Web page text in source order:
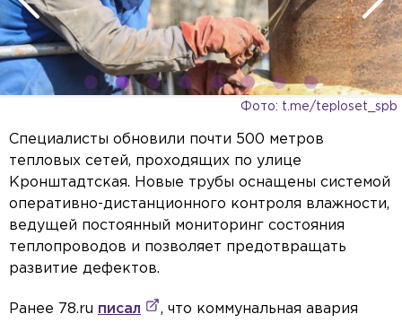
Фото: t.me/teploset_spb
Специалисты обновили почти 500 метров
тепловых сетей, проходящих по улице
Кронштадтская. Новые трубы оснащены системой
оперативно-дистанционного контроля влажности,
ведущей постоянный мониторинг состояния
теплопроводов и позволяет предотвращать
развитие дефектов.
Ранее 78.ru писал
, что коммунальная авария